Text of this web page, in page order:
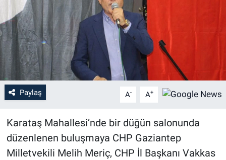
Paylaş A- A+
Karataş Mahallesi’nde bir düğün salonunda
düzenlenen buluşmaya CHP Gaziantep
Milletvekili Melih Meriç, CHP İl Başkanı Vakkas